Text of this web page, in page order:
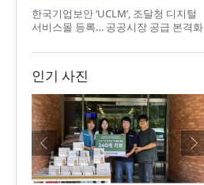
한국기업보안 ‘UCLM’, 조달청 디지털
서비스몰 등록… 공공시장 공급 본격화
인기 사진